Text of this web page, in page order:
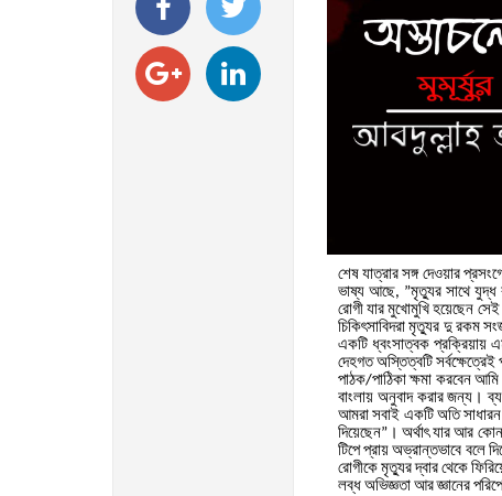
শেষ যাত্রার সঙ্গ দেওয়ার
ভাষ্য আছে, ”মৃত্যুর সাথে যুদ্ধ
রোগীযার মুখোমুখি হয়েছেন সেই
চিকিৎসাবিদরা মৃত্যুর দু রকম
একটি ধ্বংসাত্বক প্রক্রিয়ায়
দেহগতঅস্তিত্বটি সর্বক্ষেত্রেই
পাঠক/পাঠিকা ক্ষমা করবেন আমি
বাংলায় অনুবাদ করার জন্য।
আমরা সবাই একটি অতি সাধারন
দিয়েছেন” । অর্থাৎযার আর
টিপে প্রায় অভ্রান্তভাবে বলে
রোগীকেমৃত্যুরদ্বারথেকে
লব্ধঅভিজ্ঞতাআরজ্ঞানের